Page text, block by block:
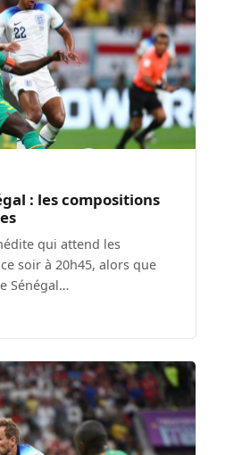
: les compositions
qui attend les
soir à 20h45, alors que
Sénégal…